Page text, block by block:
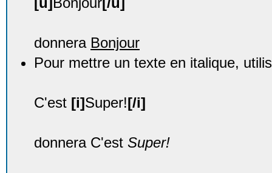
donnera Bonjour
Pour mettre un texte en italique,
C'est [i]Super![/i]
donnera C'est Super!